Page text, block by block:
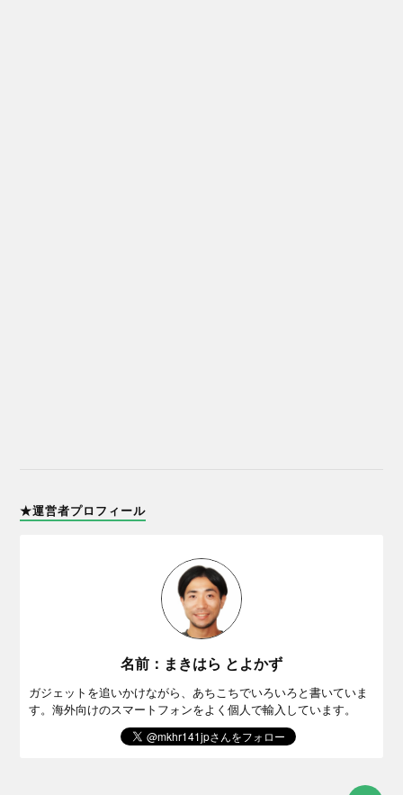
★運営者プロフィール
名前：まきはら とよかず
ガジェットを追いかけながら、あちこちでいろいろと書いていま
す。海外向けのスマートフォンをよく個人で輸入しています。